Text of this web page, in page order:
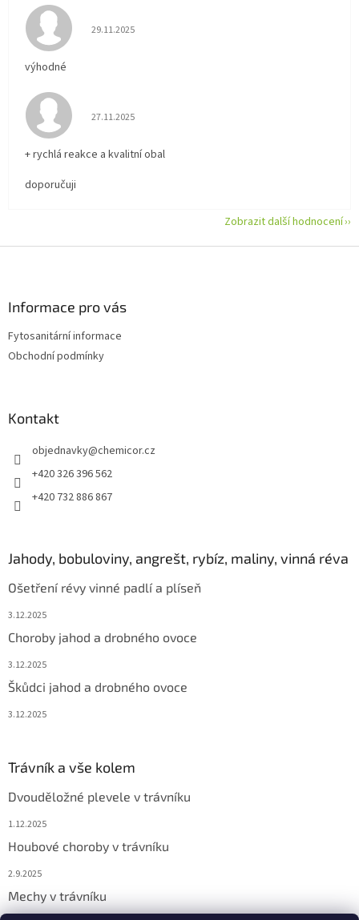
Hodnocení obchodu je 5 z 5 hvězdiček.
29.11.2025
výhodné
Hodnocení obchodu je 5 z 5 hvězdiček.
27.11.2025
+ rychlá reakce a kvalitní obal
doporučuji
Zobrazit další hodnocení
Informace pro vás
Fytosanitární informace
Obchodní podmínky
Kontakt
objednavky@chemicor.cz
+420 326 396 562
+420 732 886 867
Jahody, bobuloviny, angrešt, rybíz, maliny, vinná réva
Ošetření révy vinné padlí a plíseň
3.12.2025
Choroby jahod a drobného ovoce
3.12.2025
Škůdci jahod a drobného ovoce
3.12.2025
Trávník a vše kolem
Dvouděložné plevele v trávníku
1.12.2025
Houbové choroby v trávníku
2.9.2025
Mechy v trávníku